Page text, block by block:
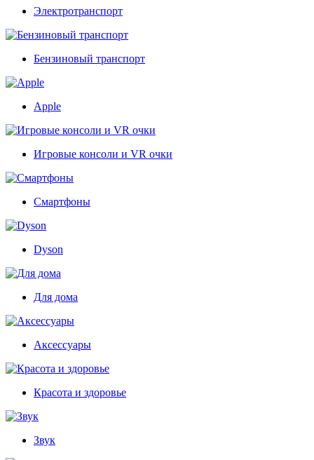
Электротранспорт
Бензиновый транспорт
Apple
Игровые консоли и VR очки
Смартфоны
Dyson
Для дома
Аксессуары
Красота и здоровье
Звук